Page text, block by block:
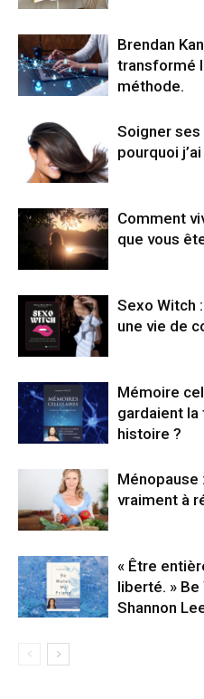
Brendan
transformé
méthode.
Soigner ses
pourquoi
Comment
que vous
Sexo Witch
une vie de
Mémoire
gardaient
histoire ?
Ménopause
vraiment à
« Être
liberté. » Be
Shannon